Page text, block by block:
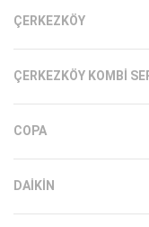
ÇERKEZKÖY
ÇERKEZKÖY KOMBI
COPA
DAIKIN